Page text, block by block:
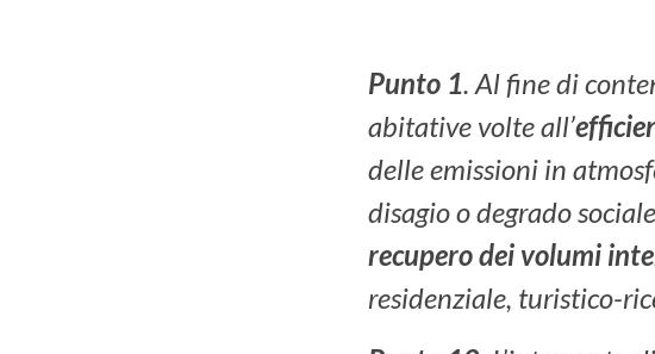
Punto 1. Al fine di
abitative volte all’
delle emissioni in
disagio o degrado
recupero dei volumi
residenziale, turistico-